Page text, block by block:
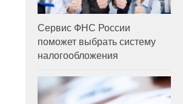
Сервис ФНС России
поможет выбрать систему
налогообложения